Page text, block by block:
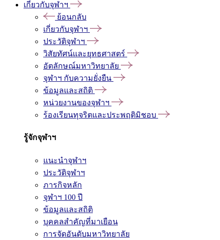
เกี่ยวกับจุฬาฯ
ย้อนกลับ
เกี่ยวกับจุฬาฯ
ประวัติจุฬาฯ
วิสัยทัศน์และยุทธศาสตร์
อัตลักษณ์มหาวิทยาลัย
จุฬาฯ กับความยั่งยืน
ข้อมูลและสถิติ
หน่วยงานของจุฬาฯ
ร้องเรียนทุจริตและประพฤติมิชอบ
รู้จักจุฬาฯ
แนะนำจุฬาฯ
ประวัติจุฬาฯ
ภารกิจหลัก
จุฬาฯ 100 ปี
ข้อมูลและสถิติ
บุคคลสำคัญที่มาเยือน
การจัดอันดับมหาวิทยาลัย